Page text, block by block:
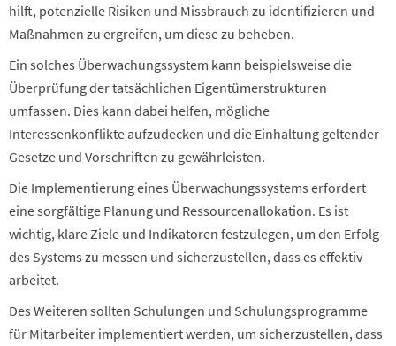
hilft, potenzielle Risiken und Missbrauch zu identifizieren und
Maßnahmen zu ergreifen, um diese zu beheben.
Ein solches Überwachungssystem kann beispielsweise die
Überprüfung der tatsächlichen Eigentümerstrukturen
umfassen. Dies kann dabei helfen, mögliche
Interessenkonflikte aufzudecken und die Einhaltung geltender
Gesetze und Vorschriften zu gewährleisten.
Die Implementierung eines Überwachungssystems erfordert
eine sorgfältige Planung und Ressourcenallokation. Es ist
wichtig, klare Ziele und Indikatoren festzulegen, um den Erfolg
des Systems zu messen und sicherzustellen, dass es effektiv
arbeitet.
Des Weiteren sollten Schulungen und Schulungsprogramme
für Mitarbeiter implementiert werden, um sicherzustellen, dass